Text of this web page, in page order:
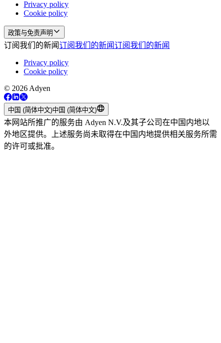
Privacy policy
Cookie policy
政策与免责声明
订阅我们的新闻订阅我们的新闻订阅我们的新闻
Privacy policy
Cookie policy
© 2026 Adyen
中国 (简体中文)中国 (简体中文)
本网站所推广的服务由 Adyen N.V.及其子公司在中国内地以
外地区提供。上述服务尚未取得在中国内地提供相关服务所需
的许可或批准。